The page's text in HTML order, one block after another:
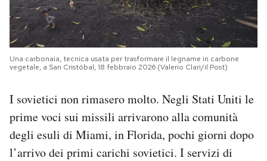
Una carbonaia, tecnica usata per trasformare il legname in carbone
vegetale, a San Cristóbal, 18 febbraio 2026 (Valerio Clari/il Post)
I sovietici non rimasero molto. Negli Stati Uniti le
prime voci sui missili arrivarono alla comunità
degli esuli di Miami, in Florida, pochi giorni dopo
l’arrivo dei primi carichi sovietici. I servizi di